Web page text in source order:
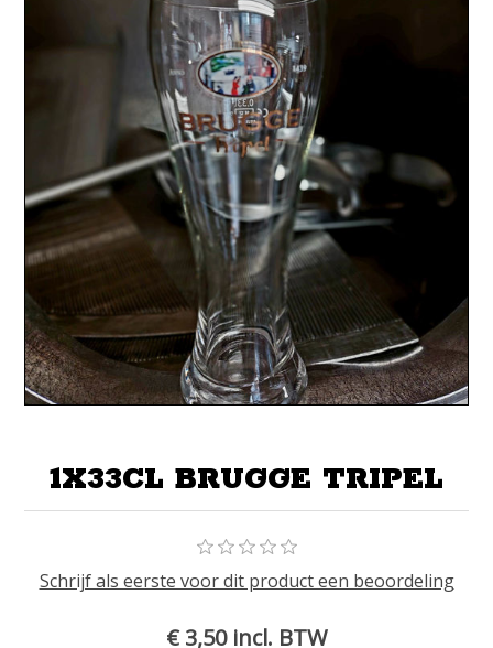
1X33CL BRUGGE TRIPEL
Schrijf als eerste voor dit product een beoordeling
€ 3,50 incl. BTW